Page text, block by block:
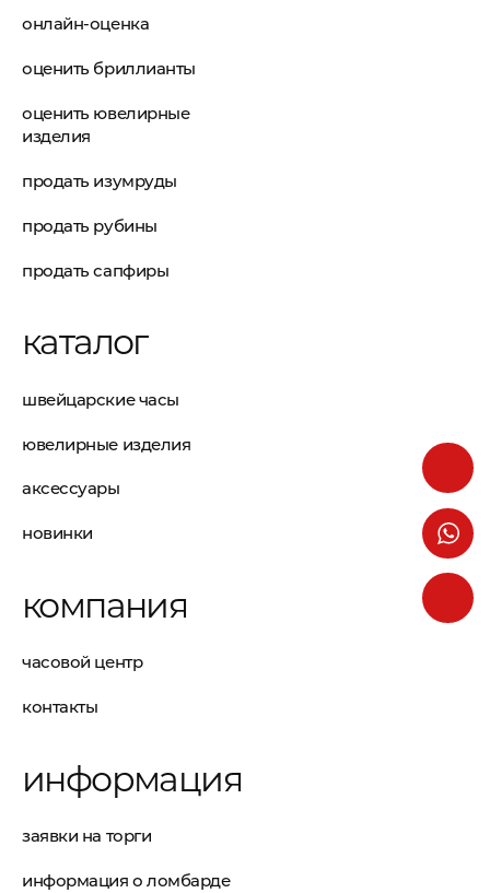
онлайн-оценка
оценить бриллианты
оценить ювелирные
изделия
продать изумруды
продать рубины
продать сапфиры
каталог
швейцарские часы
ювелирные изделия
аксессуары
новинки
компания
часовой центр
контакты
информация
заявки на торги
информация о ломбарде